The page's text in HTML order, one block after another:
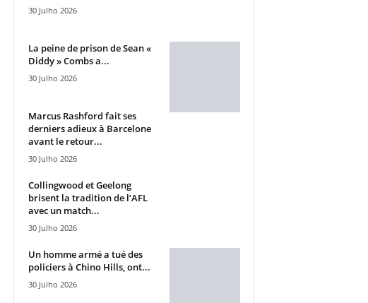
30 Julho 2026
La peine de prison de Sean «
Diddy » Combs a...
30 Julho 2026
Marcus Rashford fait ses
derniers adieux à Barcelone
avant le retour...
30 Julho 2026
Collingwood et Geelong
brisent la tradition de l’AFL
avec un match...
30 Julho 2026
Un homme armé a tué des
policiers à Chino Hills, ont...
30 Julho 2026